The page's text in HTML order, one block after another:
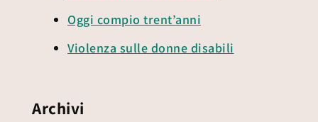
Oggi compio trent’anni
Violenza sulle donne disabili
Archivi